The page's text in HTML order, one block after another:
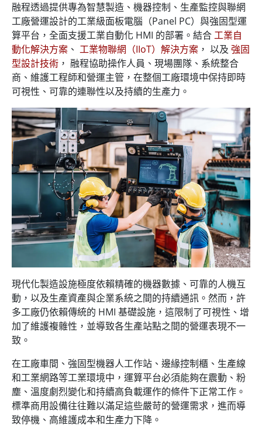
融程透過提供專為智慧製造、機器控制、生產監控與聯網
工廠營運設計的工業級面板電腦（Panel PC）與強固型運
算平台，全面支援工業自動化 HMI 的部署。結合工業自
動化解決方案 、 工業物聯網（IIoT）解決方案 ， 以及 強固
型設計技術 ， 融程協助操作人員、現場團隊、系統整合
商、維護工程師和營運主管，在整個工廠環境中保持即時
可視性、可靠的連聯性以及持續的生產力。
現代化製造設施極度依賴精確的機器數據、可靠的人機互
動，以及生產資產與企業系統之間的持續通訊。然而，許
多工廠仍依賴傳統的 HMI 基礎設施，這限制了可視性、增
加了維護複雜性，並導致各生產站點之間的營運表現不一
致。
在工廠車間、強固型機器人工作站、邊緣控制櫃、生產線
和工業網路等工業環境中，運算平台必須能夠在震動、粉
塵、溫度劇烈變化和持續高負載運作的條件下正常工作。
標準商用設備往往難以滿足這些嚴苛的營運需求，進而導
致停機、高維護成本和生產力下降。